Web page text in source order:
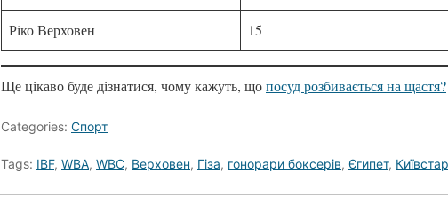
Ріко Верховен 15
Ще цікаво буде дізнатися, чому кажуть, щопосуд розбивається на щастя?
Categories: Спорт
Tags: IBF, WBA, WBC, Верховен, Гіза, гонорари боксерів, Єгипет,